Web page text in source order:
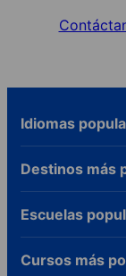
Idiomas
Destinos más
Escuelas
Cursos más